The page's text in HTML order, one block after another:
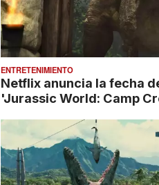
ENTRETENIMIENTO
Netflix anuncia la fecha
'Jurassic World: Camp